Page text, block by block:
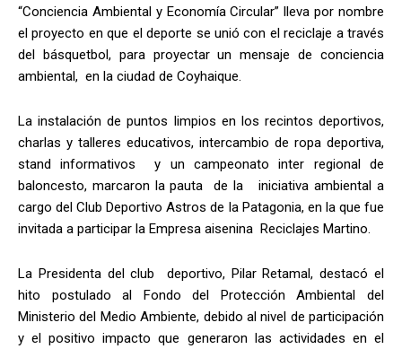
“Conciencia Ambiental y Economía Circular” lleva por nombre
el proyecto en que el deporte se unió con el reciclaje a través
del básquetbol, para proyectar un mensaje de conciencia
ambiental, en la ciudad de Coyhaique.
La instalación de puntos limpios en los recintos deportivos,
charlas y talleres educativos, intercambio de ropa deportiva,
stand informativos y un campeonato inter regional de
baloncesto, marcaron la pauta de la iniciativa ambiental a
cargo del Club Deportivo Astros de la Patagonia, en la que fue
invitada a participar la Empresa aisenina Reciclajes Martino.
La Presidenta del club deportivo, Pilar Retamal, destacó el
hito postulado al Fondo del Protección Ambiental del
Ministerio del Medio Ambiente, debido al nivel de participación
y el positivo impacto que generaron las actividades en el